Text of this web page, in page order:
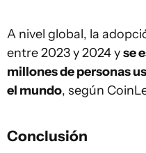
A nivel global, la
entre 2023 y 2024 yse
millones de personas
el mundo, según
Conclusión